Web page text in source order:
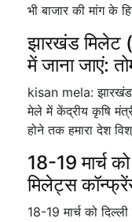
भी बाजार की मांग के
झारखंड मिलेट
में जाना जाएं:
kisan mela: झारखंड
मेले में केंद्रीय कृषि
होने तक हमारा देश
18-19 मार्च
मिलेट्स
18-19 मार्च को